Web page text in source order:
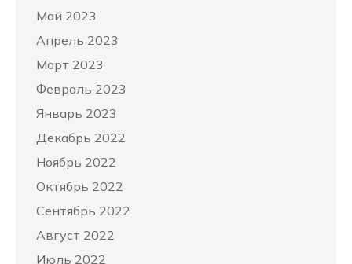
Май 2023
Апрель 2023
Март 2023
Февраль 2023
Январь 2023
Декабрь 2022
Ноябрь 2022
Октябрь 2022
Сентябрь 2022
Август 2022
Июль 2022